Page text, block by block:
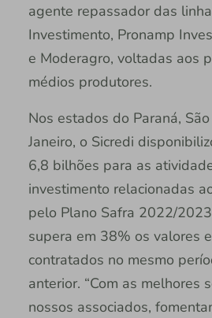
agente repassador das
Investimento, Pronamp
e Moderagro, voltadas aos
médios produtores.
Nos estados do Paraná,
Janeiro, o Sicredi
6,8 bilhões para as
investimento relacionadas
pelo Plano Safra 2022/
supera em 38% os valores
contratados no mesmo
anterior. “Com as melhores
nossos associados,